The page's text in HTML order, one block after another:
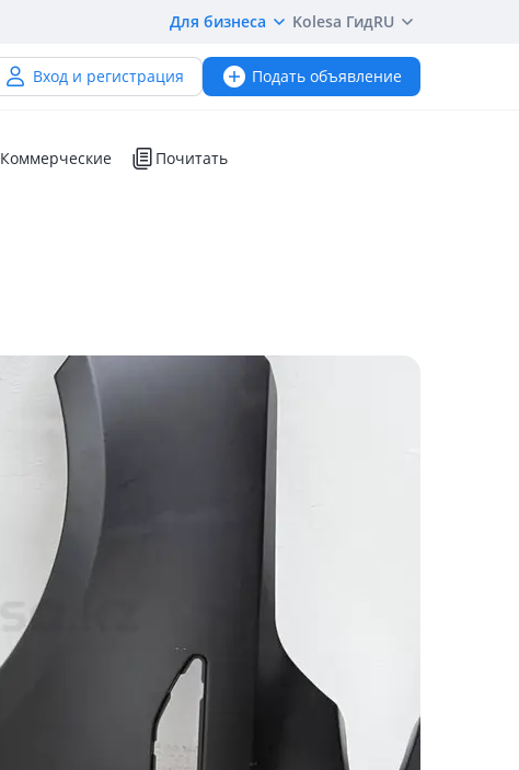
Для бизнеса Kolesa ГидRU
Вход и регистрация Подать объявление
Коммерческие Почитать